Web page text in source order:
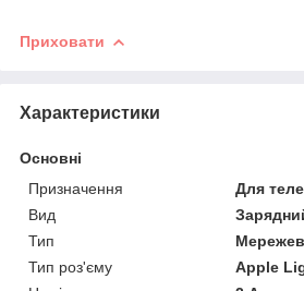
Приховати
Характеристики
Основні
Призначення
Для
Вид
Тип
Тип роз'єму
Apple